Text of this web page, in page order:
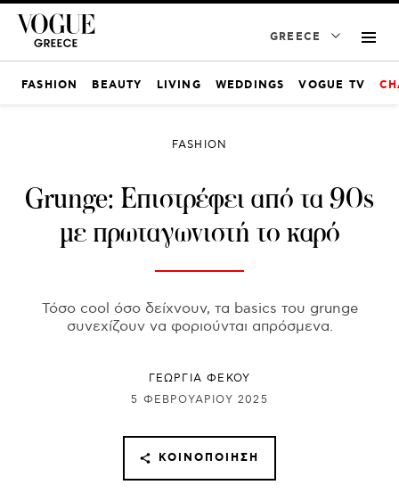
GREECE
FASHION BEAUTY LIVING WEDDINGS VOGUE TV
FASHION
Grunge: Επιστρέφει από τα 90s
με πρωταγωνιστή το καρό
Τόσο cool όσο δείχνουν, τα basics του grunge
συνεχίζουν να φοριούνται απρόσμενα.
ΓΕΩΡΓΙΑ ΦΕΚΟΥ
5 ΦΕΒΡΟΥΑΡΊΟΥ 2025
ΚΟΙΝΟΠΟΊΗΣΗ